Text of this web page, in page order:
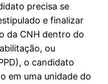
precisa se
e finalizar
da CNH dentro do
ou
o candidato
em uma unidade do